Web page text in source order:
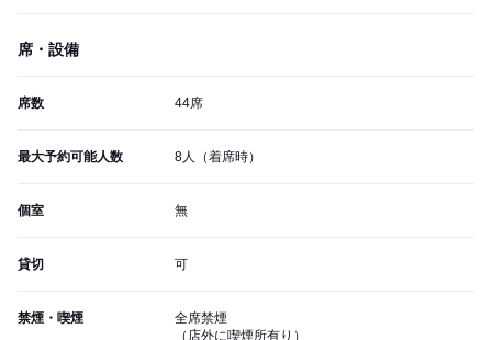
席・設備
席数 44席
最大予約可能人数 8人（着席時）
個室 無
貸切 可
禁煙・喫煙
全席禁煙
（店外に喫煙所有り）